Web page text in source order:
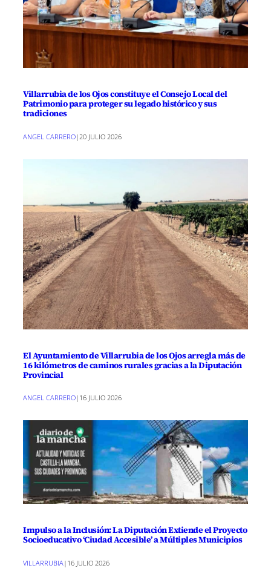
Villarrubia de los Ojos constituye el Consejo Local del
Patrimonio para proteger su legado histórico y sus
tradiciones
ANGEL CARRERO| 20 JULIO 2026
El Ayuntamiento de Villarrubia de los Ojos arregla más de
16 kilómetros de caminos rurales gracias a la Diputación
Provincial
ANGEL CARRERO| 16 JULIO 2026
Impulso a la Inclusión: La Diputación Extiende el Proyecto
Socioeducativo ‘Ciudad Accesible’ a Múltiples Municipios
VILLARRUBIA | 16 JULIO 2026